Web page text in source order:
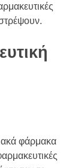
φάρμακα